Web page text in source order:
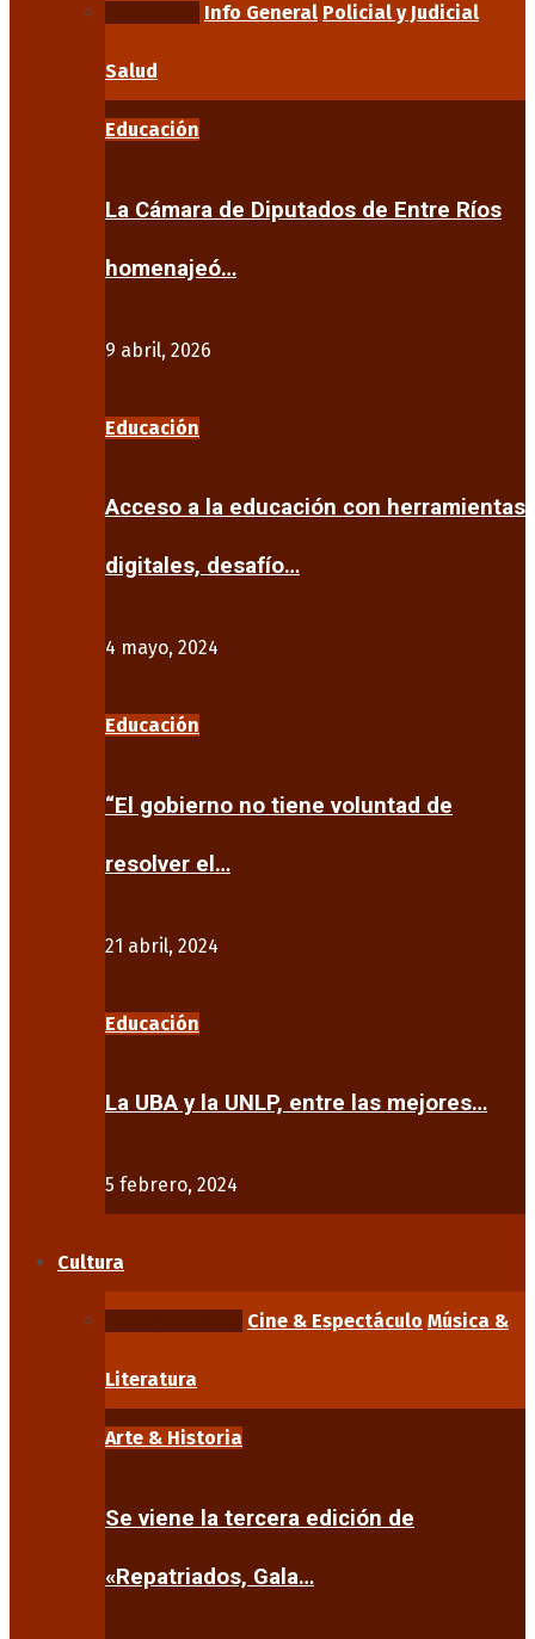
Info General Policial y Judicial
Salud
Educación
La Cámara de Diputados de Entre Ríos
homenajeó…
9 abril, 2026
Educación
Acceso a la educación con herramientas
digitales, desafío…
4 mayo, 2024
Educación
“El gobierno no tiene voluntad de
resolver el…
21 abril, 2024
Educación
La UBA y la UNLP, entre las mejores…
5 febrero, 2024
Cultura
Cine & Espectáculo Música &
Literatura
Arte & Historia
Se viene la tercera edición de
«Repatriados, Gala…